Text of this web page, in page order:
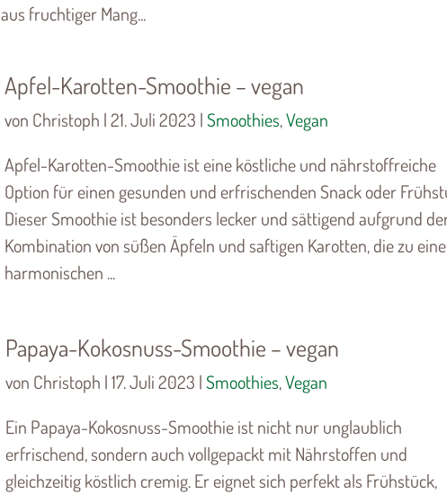
aus fruchtiger Mang...
Apfel-Karotten-Smoothie – vegan
von Christoph | 21. Juli 2023 |Smoothies,Vegan
Apfel-Karotten-Smoothie ist eine köstliche und nährstoffreiche
Option für einen gesunden und erfrischenden Snack oder
Dieser Smoothie ist besonders lecker und sättigend aufgrund
Kombination von süßen Äpfeln und saftigen Karotten, die zu
harmonischen ...
Papaya-Kokosnuss-Smoothie – vegan
von Christoph | 17. Juli 2023 |Smoothies,Vegan
Ein Papaya-Kokosnuss-Smoothie ist nicht nur unglaublich
erfrischend, sondern auch vollgepackt mit Nährstoffen und
gleichzeitig köstlich cremig. Er eignet sich perfekt als Frühstück,